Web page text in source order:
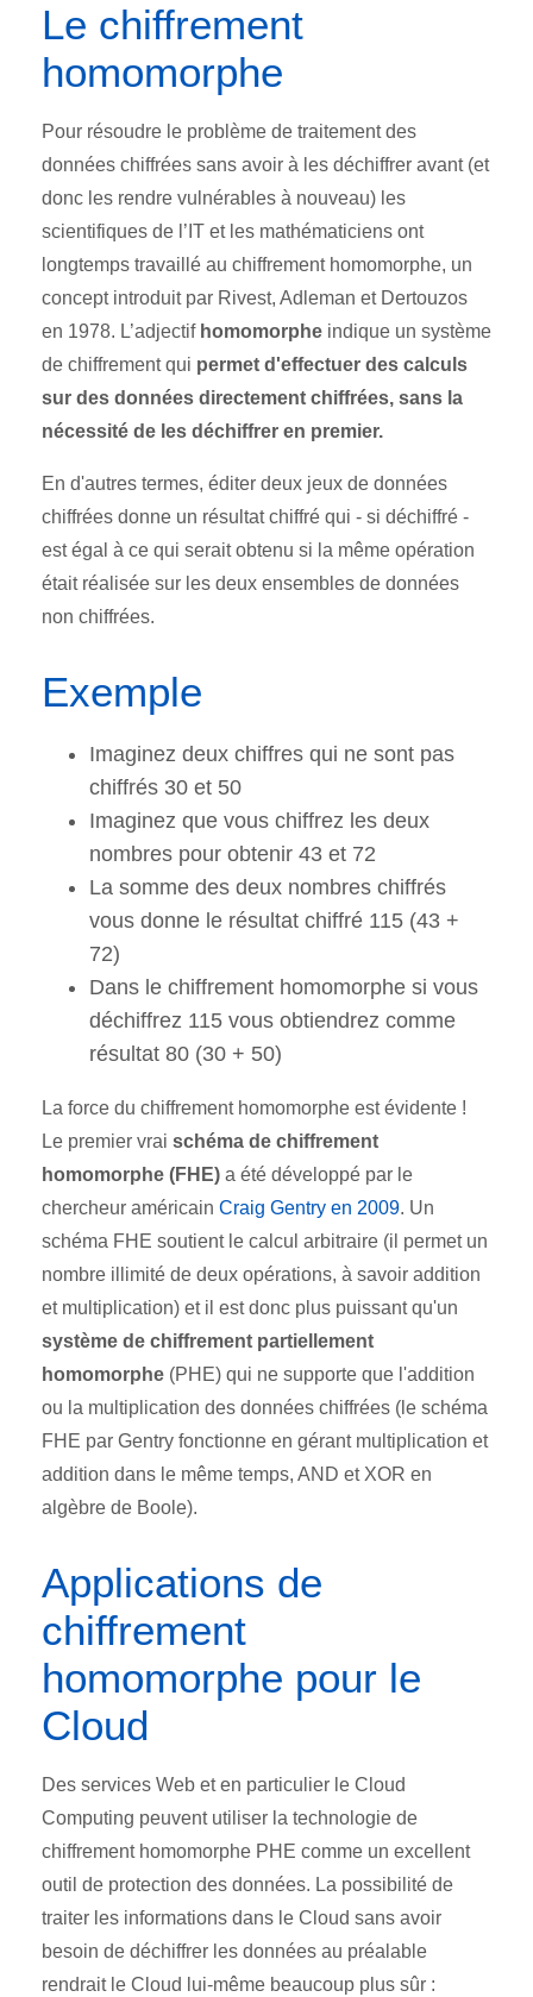
Le chiffrement
homomorphe
Pour résoudre le problème de traitement des
données chiffrées sans avoir à les déchiffrer avant (et
donc les rendre vulnérables à nouveau) les
scientifiques de l’IT et les mathématiciens ont
longtemps travaillé au chiffrement homomorphe, un
concept introduit par Rivest, Adleman et Dertouzos
en 1978. L’adjectif homomorphe indique un système
de chiffrement qui permet d'effectuer des calculs
sur des données directement chiffrées, sans la
nécessité de les déchiffrer en premier.
En d'autres termes, éditer deux jeux de données
chiffrées donne un résultat chiffré qui - si déchiffré -
est égal à ce qui serait obtenu si la même opération
était réalisée sur les deux ensembles de données
non chiffrées.
Exemple
Imaginez deux chiffres qui ne sont pas
chiffrés 30 et 50
Imaginez que vous chiffrez les deux
nombres pour obtenir 43 et 72
La somme des deux nombres chiffrés
vous donne le résultat chiffré 115 (43 +
72)
Dans le chiffrement homomorphe si vous
déchiffrez 115 vous obtiendrez comme
résultat 80 (30 + 50)
La force du chiffrement homomorphe est évidente !
Le premier vrai schéma de chiffrement
homomorphe (FHE) a été développé par le
chercheur américain Craig Gentry en 2009. Un
schéma FHE soutient le calcul arbitraire (il permet un
nombre illimité de deux opérations, à savoir addition
et multiplication) et il est donc plus puissant qu'un
système de chiffrement partiellement
homomorphe (PHE) qui ne supporte que l'addition
ou la multiplication des données chiffrées (le schéma
FHE par Gentry fonctionne en gérant multiplication et
addition dans le même temps, AND et XOR en
algèbre de Boole).
Applications de
chiffrement
homomorphe pour le
Cloud
Des services Web et en particulier le Cloud
Computing peuvent utiliser la technologie de
chiffrement homomorphe PHE comme un excellent
outil de protection des données. La possibilité de
traiter les informations dans le Cloud sans avoir
besoin de déchiffrer les données au préalable
rendrait le Cloud lui-même beaucoup plus sûr :